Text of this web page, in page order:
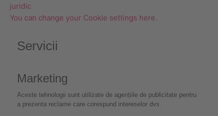
juridic
You can change your Cookie settings here.
Servicii
Marketing
Aceste tehnologii sunt utilizate de agențiile de publicitate pentru
a prezenta reclame care corespund intereselor dvs.